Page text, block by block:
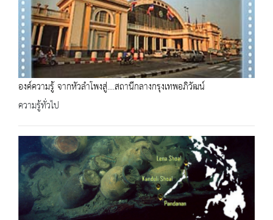
องค์ความรู้ จากหัวลำโพงสู่....สถานีกลางกรุงเทพอภิวัฒน์
ความรู้ทั่วไป